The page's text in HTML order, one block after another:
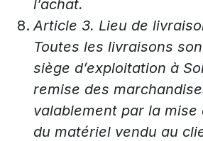
l’achat.
Article 3. Lieu de
Toutes les livraisons
siège d’exploitation à
remise des
valablement par la mise
du matériel vendu au